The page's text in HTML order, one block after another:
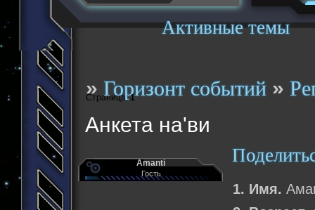
Активные темы
»Горизонт событий »
Анкета на'ви
Страница:1
Amanti
Гость
1. Имя.